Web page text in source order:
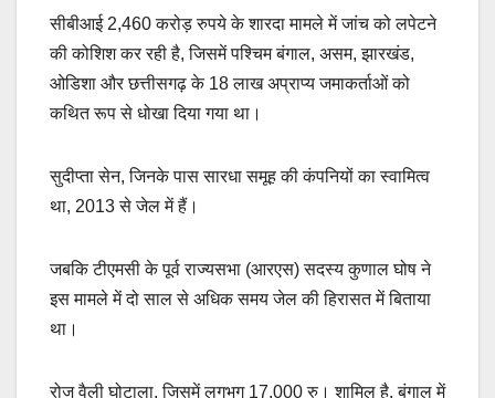
सीबीआई 2,460 करोड़ रुपये के शारदा मामले में जांच को लपेटने
की कोशिश कर रही है, जिसमें पश्चिम बंगाल, असम, झारखंड,
ओडिशा और छत्तीसगढ़ के 18 लाख अप्राप्य जमाकर्ताओं को
कथित रूप से धोखा दिया गया था।
सुदीप्ता सेन, जिनके पास सारधा समूह की कंपनियों का स्वामित्व
था, 2013 से जेल में हैं।
जबकि टीएमसी के पूर्व राज्यसभा (आरएस) सदस्य कुणाल घोष ने
इस मामले में दो साल से अधिक समय जेल की हिरासत में बिताया
था।
रोज वैली घोटाला, जिसमें लगभग 17,000 रु। शामिल है, बंगाल में